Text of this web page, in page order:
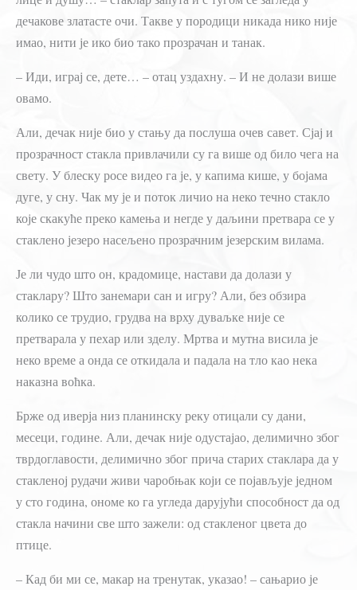
дечакове златасте очи. Такве у породици никада нико није
имао, нити је ико био тако прозрачан и танак.
– Иди, играј се, дете… – отац уздахну. – И не долази више
овамо.
Али, дечак није био у стању да послуша очев савет. Сјај и
прозрачност стакла привлачили су га више од било чега на
свету. У блеску росе видео га је, у капима кише, у бојама
дуге, у сну. Чак му је и поток личио на неко течно стакло
које скакуће преко камења и негде у даљини претвара се у
стаклено језеро насељено прозрачним језерским вилама.
Је ли чудо што он, крадомице, настави да долази у
стаклару? Што занемари сан и игру? Али, без обзира
колико се трудио, грудва на врху дуваљке није се
претварала у пехар или зделу. Мртва и мутна висила је
неко време а онда се откидала и падала на тло као нека
наказна воћка.
Брже од иверја низ планинску реку отицали су дани,
месеци, године. Али, дечак није одустајао, делимично због
тврдоглавости, делимично због прича старих стаклара да у
стакленој рудачи живи чаробњак који се појављује једном
у сто година, ономе ко га угледа дарујући способност да од
стакла начини све што зажели: од стакленог цвета до
птице.
– Кад би ми се, макар на тренутак, указао! – сањарио је